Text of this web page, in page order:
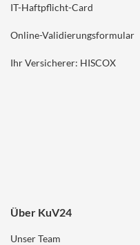
IT-Haftpflicht-Card
Online-Validierungsformular
Ihr Versicherer: HISCOX
Über KuV24
Unser Team